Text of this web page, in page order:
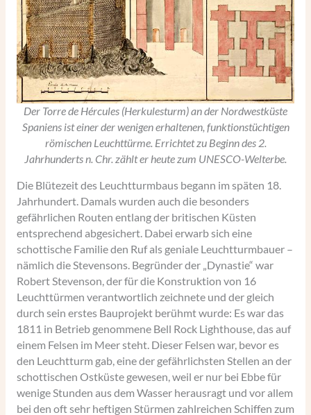
Der Torre de Hércules (Herkulesturm) an der Nordwestküste
Spaniens ist einer der wenigen erhaltenen, funktionstüchtigen
römischen Leuchttürme. Errichtet zu Beginn des 2.
Jahrhunderts n. Chr. zählt er heute zum UNESCO-Welterbe.
Die Blütezeit des Leuchtturmbaus begann im späten 18.
Jahrhundert. Damals wurden auch die besonders
gefährlichen Routen entlang der britischen Küsten
entsprechend abgesichert. Dabei erwarb sich eine
schottische Familie den Ruf als geniale Leuchtturmbauer –
nämlich die Stevensons. Begründer der „Dynastie“ war
Robert Stevenson, der für die Konstruktion von 16
Leuchttürmen verantwortlich zeichnete und der gleich
durch sein erstes Bauprojekt berühmt wurde: Es war das
1811 in Betrieb genommene Bell Rock Lighthouse, das auf
einem Felsen im Meer steht. Dieser Felsen war, bevor es
den Leuchtturm gab, eine der gefährlichsten Stellen an der
schottischen Ostküste gewesen, weil er nur bei Ebbe für
wenige Stunden aus dem Wasser herausragt und vor allem
bei den oft sehr heftigen Stürmen zahlreichen Schiffen zum